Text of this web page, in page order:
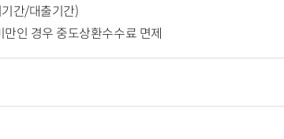
간/대출기간)
인 경우 중도상환수수료 면제